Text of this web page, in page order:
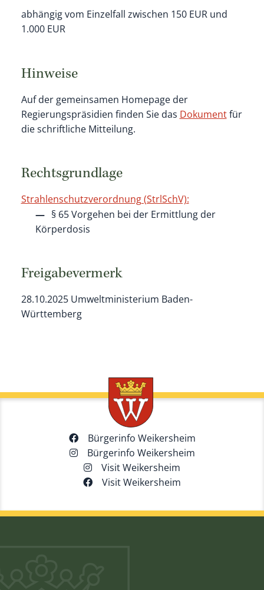
abhängig vom Einzelfall zwischen 150 EUR und
1.000 EUR
Hinweise
Auf der gemeinsamen Homepage der
Regierungspräsidien finden Sie das Dokument für
die schriftliche Mitteilung.
Rechtsgrundlage
Strahlenschutzverordnung (StrlSchV):
§ 65 Vorgehen bei der Ermittlung der
Körperdosis
Freigabevermerk
28.10.2025 Umweltministerium Baden-
Württemberg
Bürgerinfo Weikersheim
Bürgerinfo Weikersheim
Visit Weikersheim
Visit Weikersheim